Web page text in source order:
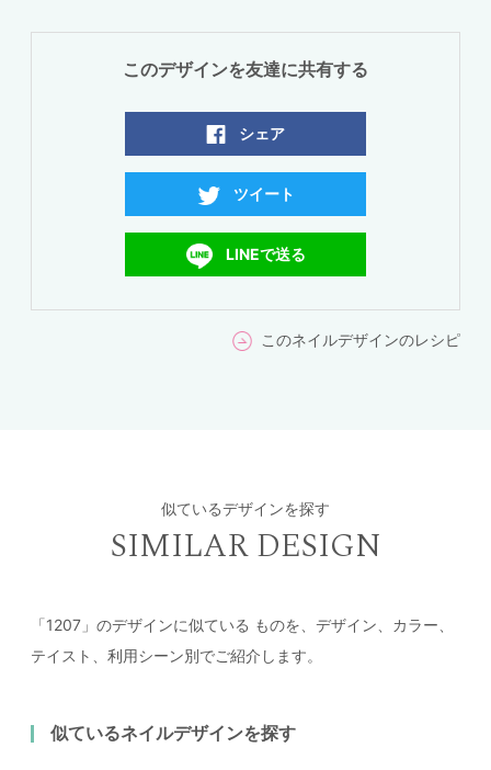
このデザインを友達に共有する
シェア
ツイート
LINEで送る
このネイルデザインのレシピ
似ているデザインを探す
SIMILAR DESIGN
「1207」のデザインに似ている ものを、デザイン、カラー、
テイスト、利用シーン別でご紹介します。
似ているネイルデザインを探す